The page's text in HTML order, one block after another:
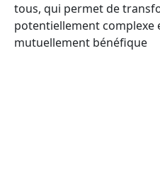
tous, qui permet de
potentiellement complexe
mutuellement bénéfique